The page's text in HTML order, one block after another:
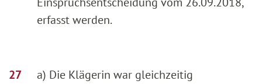
erfasst werden.
a) Die Klägerin war gleichzeitig